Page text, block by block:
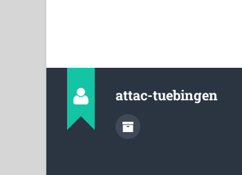
attac-tuebingen